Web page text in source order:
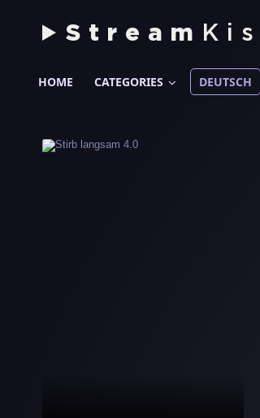
Stream
HOME CATEGORIES DEUTSCH